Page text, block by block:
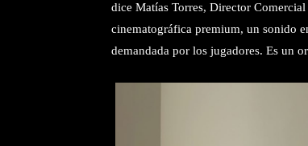
dice Matías Torres, Director
cinematográfica premium, un sonido
demandada por los jugadores. Es un